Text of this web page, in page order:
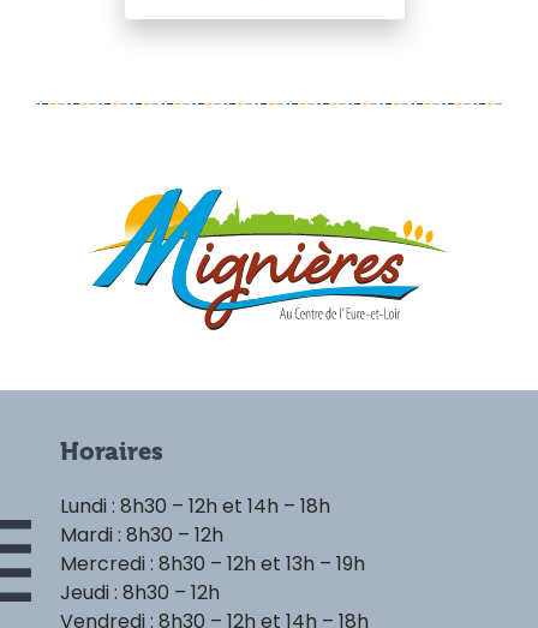
Horaires
Lundi : 8h30 – 12h et 14h – 18h
Mardi : 8h30 – 12h
Mercredi : 8h30 – 12h et 13h – 19h
Jeudi : 8h30 – 12h
Vendredi : 8h30 – 12h et 14h – 18h